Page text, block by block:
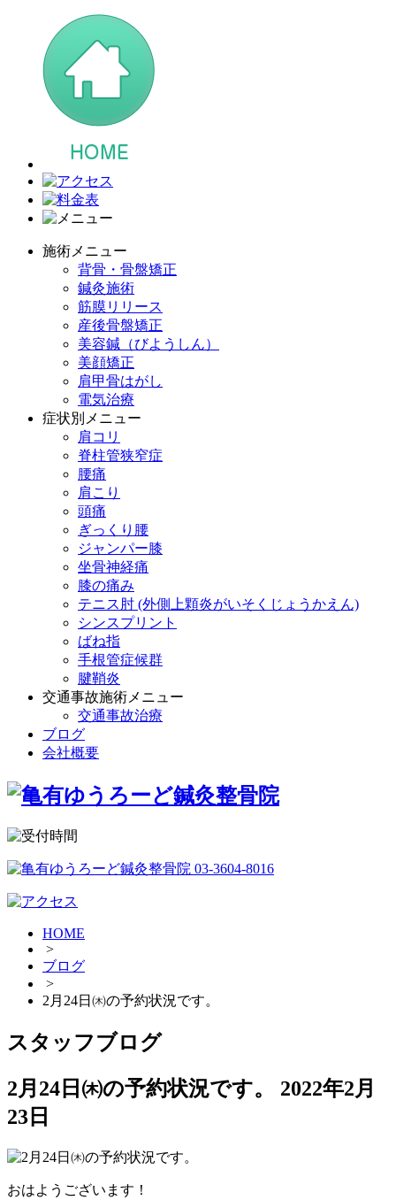
施術メニュー
背骨・骨盤矯正
鍼灸施術
筋膜リリース
産後骨盤矯正
美容鍼（びようしん）
美顔矯正
肩甲骨はがし
電気治療
症状別メニュー
肩コリ
脊柱管狭窄症
腰痛
肩こり
頭痛
ぎっくり腰
ジャンパー膝
坐骨神経痛
膝の痛み
テニス肘 (外側上顆炎がいそくじょうかえん)
シンスプリント
ばね指
手根管症候群
腱鞘炎
交通事故施術メニュー
交通事故治療
ブログ
会社概要
HOME
>
ブログ
>
2月24日㈭の予約状況です。
スタッフブログ
2月24日㈭の予約状況です。
2022年2月
23日
おはようございます！